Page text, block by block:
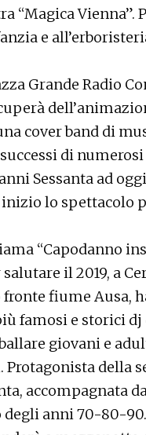
“Magica
e
Grande Radio
cover band di
di
Sessanta ad
lo spettacolo
“Capodanno
il 2019, a
fiume Ausa,
famosi e storici dj
giovani e
della
accompagnata
anni 70-80-